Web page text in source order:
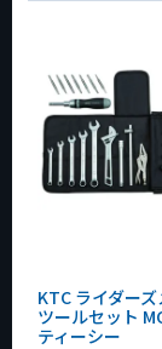
KTC ライダー
ツールセット
ティーシー